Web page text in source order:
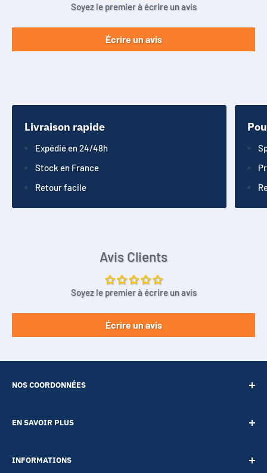
Soyez le premier à écrire un avis
Écrire un avis
Livraison rapide
Expédié en 24/48h
Stock en France
Retour facile
Avis Clients
Soyez le premier à écrire un avis
Écrire un avis
NOS COORDONNÉES
EN SAVOIR PLUS
A propos
INFORMATIONS